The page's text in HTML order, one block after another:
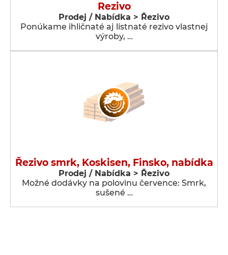
Rezivo
Prodej / Nabídka > Řezivo
Ponúkame ihličnaté aj listnaté rezivo vlastnej
výroby, …
Řezivo smrk, Koskisen, Finsko, nabídka
Prodej / Nabídka > Řezivo
Možné dodávky na polovinu července: Smrk,
sušené …